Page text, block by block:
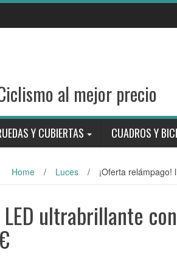
al mejor precio
Y CUBIERTAS CUADROS Y
Home / Luces / ¡Oferta
ultrabrillante